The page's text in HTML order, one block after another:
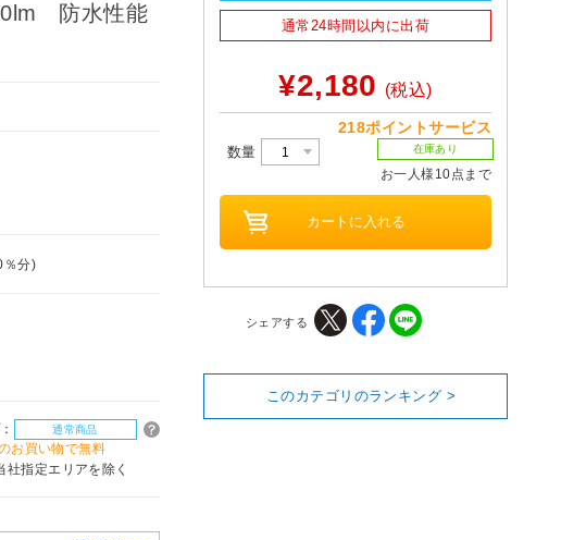
防水性能
％分)
通常商品
お買い物で無料
指定エリアを除く
通常24時間以内に出荷
¥2,180 (税込)
218ポイントサービス
数量 在庫あり
お一人様10点まで
シェアする
このカテゴリのランキング >